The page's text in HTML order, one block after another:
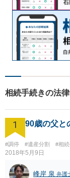
相続手続きの法
1 90歳の父と
#調停 #遺産分割 #相
2018年5月9日
峰岸 泉 弁護